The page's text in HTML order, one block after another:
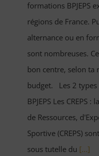
formations BPJEPS
régions de France.
alternance ou en
sont nombreuses.
bon centre, selon ta
budget. Les 2 types
BPJEPS Les CREPS
de Ressources,
Sportive (CREPS)
sous tutelle du [...]